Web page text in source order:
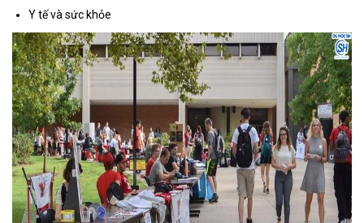
Y tế và sức khỏe